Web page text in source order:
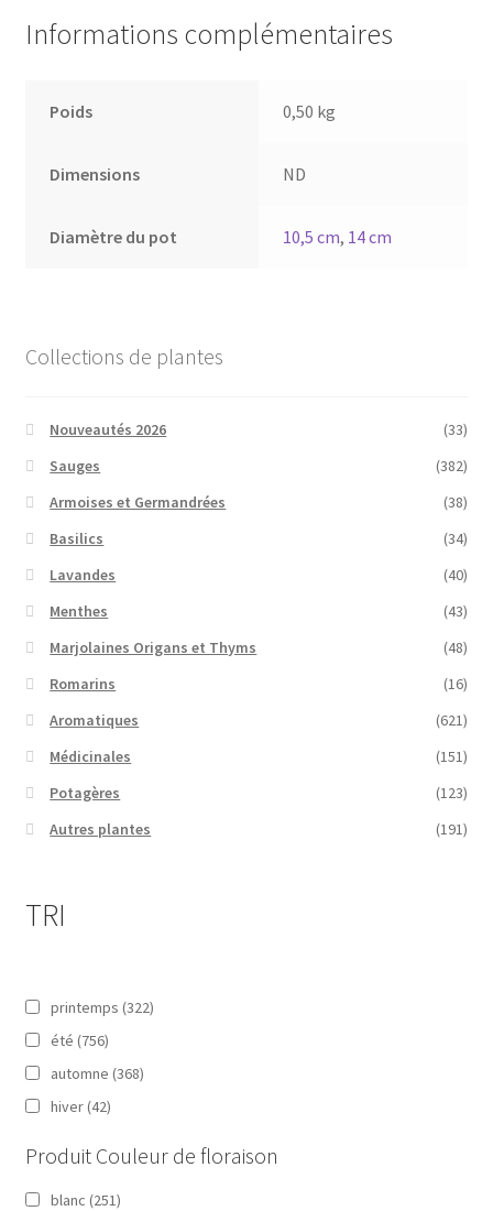
Informations complémentaires
Poids 0,50 kg
Dimensions ND
Diamètre du pot 10,5 cm, 14 cm
Collections de plantes
Nouveautés 2026
(33)
Sauges
(382)
Armoises et Germandrées
(38)
Basilics
(34)
Lavandes
(40)
Menthes
(43)
Marjolaines Origans et Thyms
(48)
Romarins
(16)
Aromatiques
(621)
Médicinales
(151)
Potagères
(123)
Autres plantes
(191)
TRI
printemps (322)
été (756)
automne (368)
hiver (42)
Produit Couleur de floraison
blanc (251)